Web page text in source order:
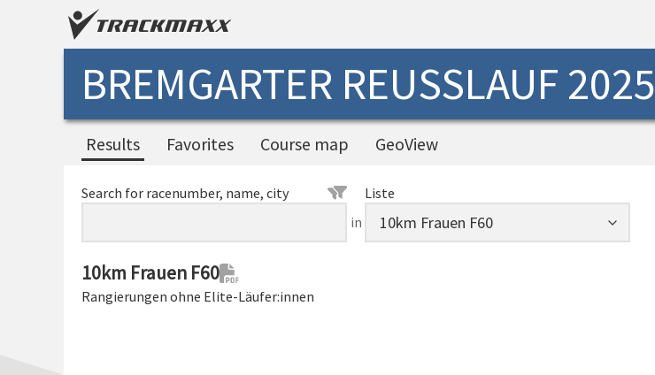
BREMGARTER REUSSLAUF 2025
Results Favorites Course map GeoView
Search for racenumber, name, city
in
Liste
10km Frauen F60
Rangierungen ohne Elite-Läufer:innen